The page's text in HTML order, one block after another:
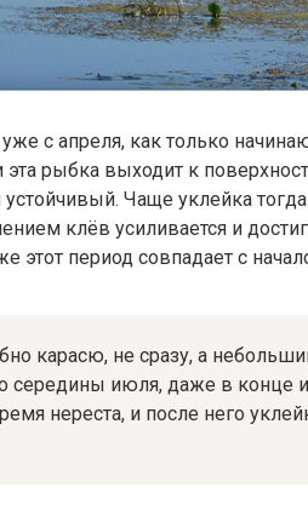
с апреля, как только
рыбка выходит к
Чаще уклейка
клёв усиливается и
этот период совпадает с
карасю, не сразу, а
середины июля, даже в конце
нереста, и после него